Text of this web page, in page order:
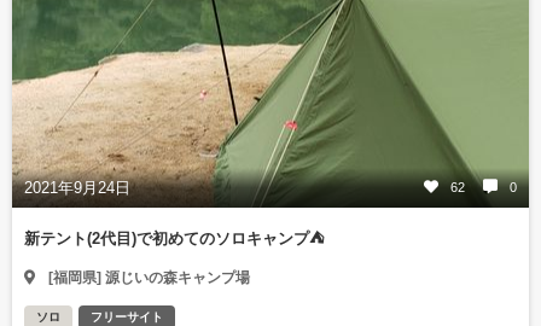
2021年9月24日 62 0
新テント(2代目)で初めてのソロキャンプ⛺
[福岡県] 源じいの森キャンプ場
ソロ フリーサイト